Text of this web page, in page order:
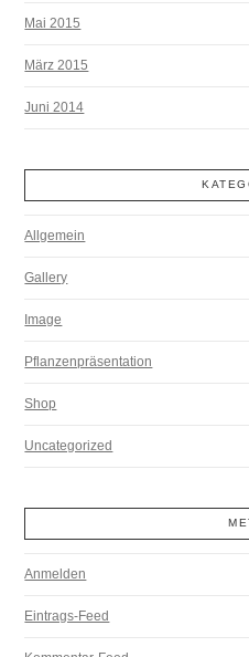
Mai 2015
März 2015
Juni 2014
Allgemein
Gallery
Image
Pflanzenpräsentation
Shop
Uncategorized
Anmelden
Eintrags-Feed